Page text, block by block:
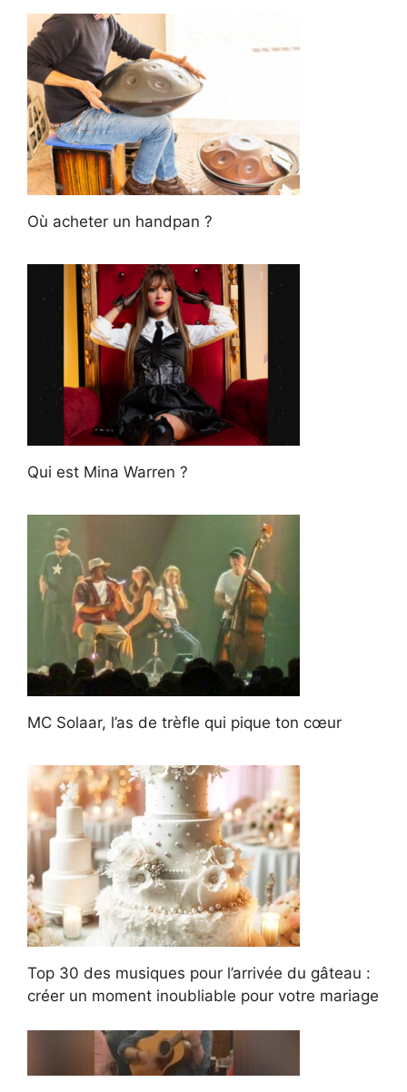
Où acheter un handpan ?
Qui est Mina Warren ?
MC Solaar, l’as de trèfle qui pique ton cœur
Top 30 des musiques pour l’arrivée du gâteau :
créer un moment inoubliable pour votre mariage